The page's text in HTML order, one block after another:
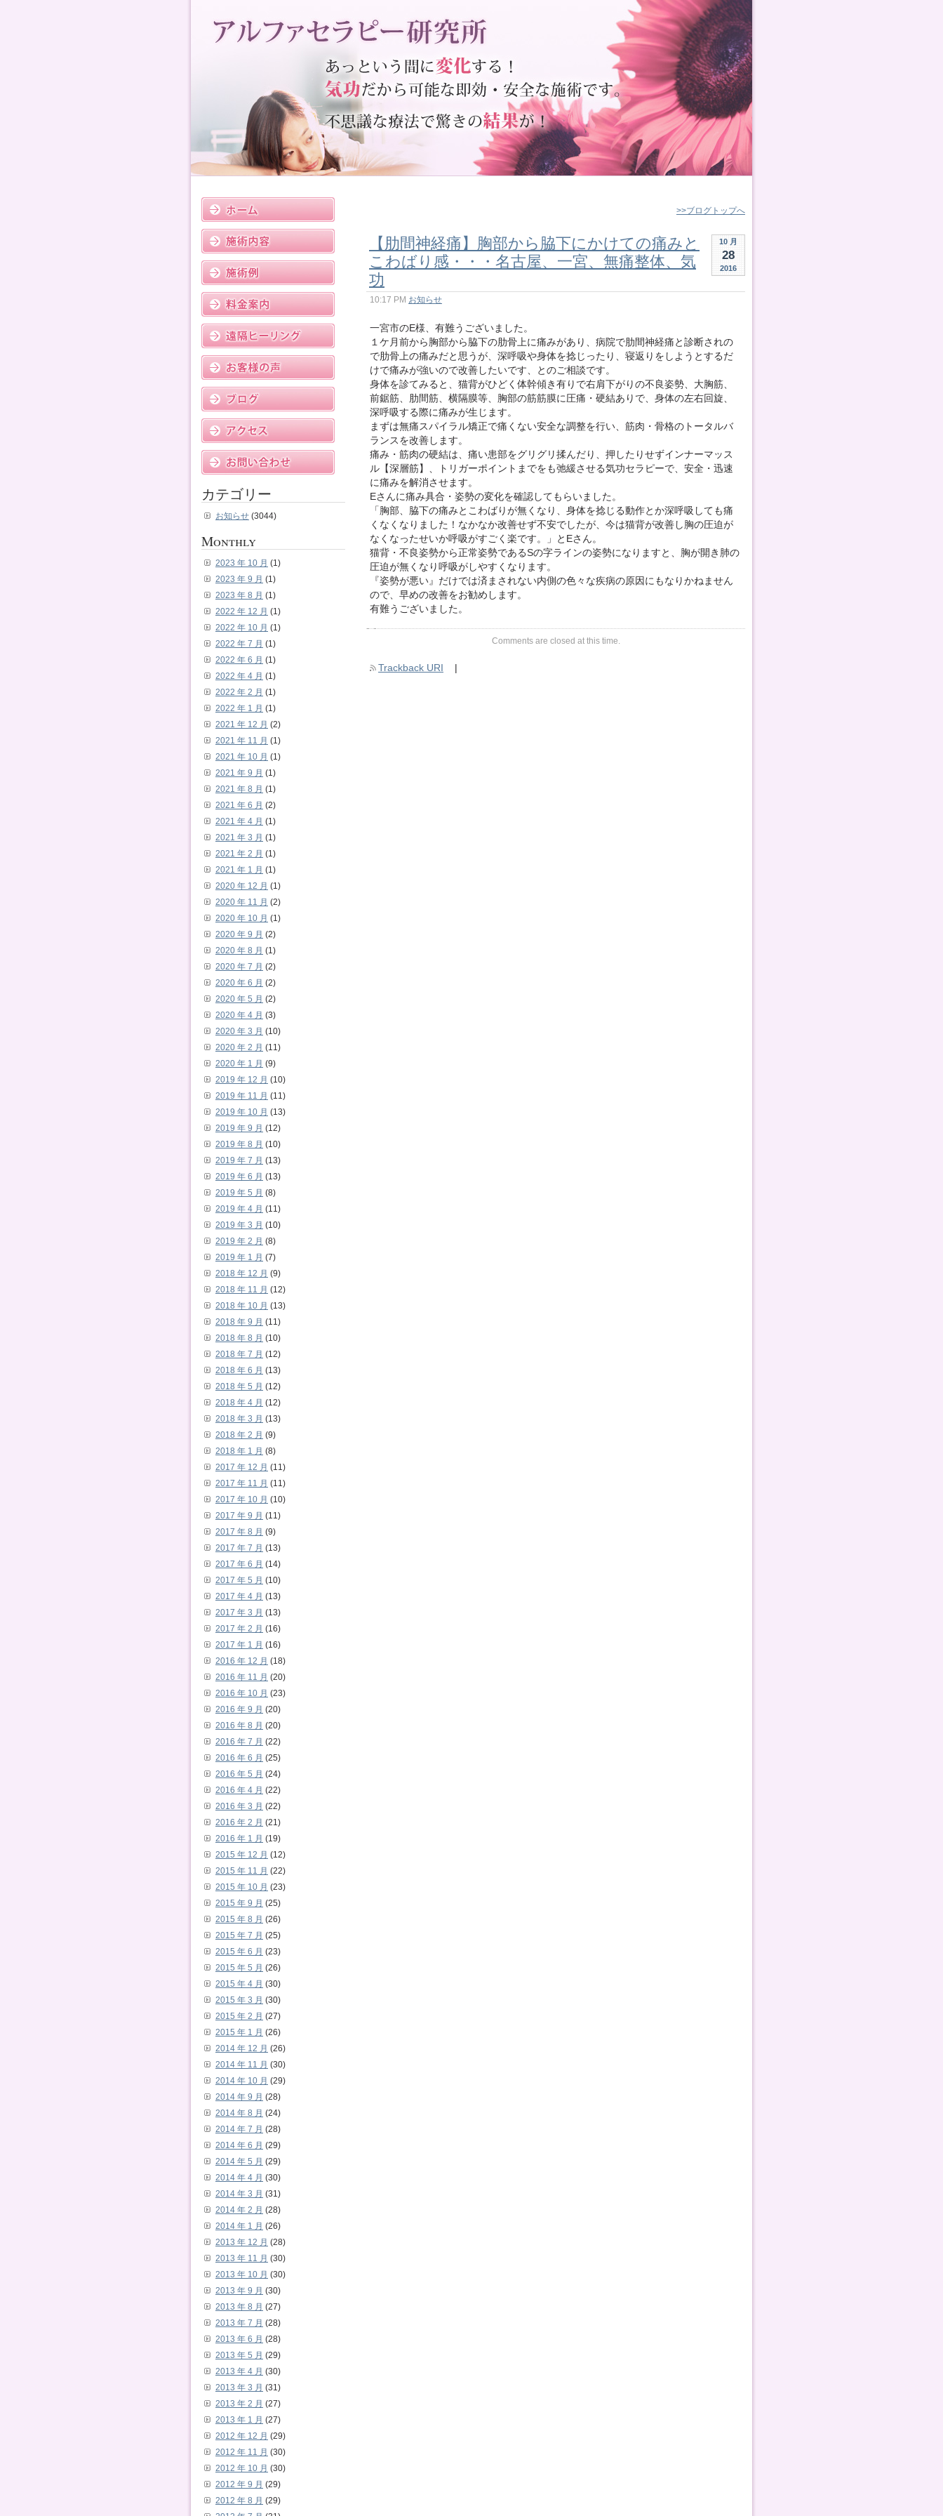
>>ブログトップへ
10 月
28
2016
【肋間神経痛】胸部から脇下にかけての痛みと
こわばり感・・・名古屋、一宮、無痛整体、気
功
10:17 PM お知らせ
一宮市のE様、有難うございました。
１ケ月前から胸部から脇下の肋骨上に痛みがあり、病院で肋間神経痛と診断されの
で肋骨上の痛みだと思うが、深呼吸や身体を捻じったり、寝返りをしようとするだ
けで痛みが強いので改善したいです、とのご相談です。
身体を診てみると、猫背がひどく体幹傾き有りで右肩下がりの不良姿勢、大胸筋、
前鋸筋、肋間筋、横隔膜等、胸部の筋筋膜に圧痛・硬結ありで、身体の左右回旋、
深呼吸する際に痛みが生じます。
まずは無痛スパイラル矯正で痛くない安全な調整を行い、筋肉・骨格のトータルバ
ランスを改善します。
痛み・筋肉の硬結は、痛い患部をグリグリ揉んだり、押したりせずインナーマッス
ル【深層筋】、トリガーポイントまでをも弛緩させる気功セラピーで、安全・迅速
に痛みを解消させます。
Eさんに痛み具合・姿勢の変化を確認してもらいました。
「胸部、脇下の痛みとこわばりが無くなり、身体を捻じる動作とか深呼吸しても痛
くなくなりました！なかなか改善せず不安でしたが、今は猫背が改善し胸の圧迫が
なくなったせいか呼吸がすごく楽です。」とEさん。
猫背・不良姿勢から正常姿勢であるSの字ラインの姿勢になりますと、胸が開き肺の
圧迫が無くなり呼吸がしやすくなります。
『姿勢が悪い』だけでは済まされない内側の色々な疾病の原因にもなりかねません
ので、早めの改善をお勧めします。
有難うございました。
Comments are closed at this time.
Trackback URI
カテゴリー
お知らせ (3044)
Monthly
2023 年 10 月 (1)
2023 年 9 月 (1)
2023 年 8 月 (1)
2022 年 12 月 (1)
2022 年 10 月 (1)
2022 年 7 月 (1)
2022 年 6 月 (1)
2022 年 4 月 (1)
2022 年 2 月 (1)
2022 年 1 月 (1)
2021 年 12 月 (2)
2021 年 11 月 (1)
2021 年 10 月 (1)
2021 年 9 月 (1)
2021 年 8 月 (1)
2021 年 6 月 (2)
2021 年 4 月 (1)
2021 年 3 月 (1)
2021 年 2 月 (1)
2021 年 1 月 (1)
2020 年 12 月 (1)
2020 年 11 月 (2)
2020 年 10 月 (1)
2020 年 9 月 (2)
2020 年 8 月 (1)
2020 年 7 月 (2)
2020 年 6 月 (2)
2020 年 5 月 (2)
2020 年 4 月 (3)
2020 年 3 月 (10)
2020 年 2 月 (11)
2020 年 1 月 (9)
2019 年 12 月 (10)
2019 年 11 月 (11)
2019 年 10 月 (13)
2019 年 9 月 (12)
2019 年 8 月 (10)
2019 年 7 月 (13)
2019 年 6 月 (13)
2019 年 5 月 (8)
2019 年 4 月 (11)
2019 年 3 月 (10)
2019 年 2 月 (8)
2019 年 1 月 (7)
2018 年 12 月 (9)
2018 年 11 月 (12)
2018 年 10 月 (13)
2018 年 9 月 (11)
2018 年 8 月 (10)
2018 年 7 月 (12)
2018 年 6 月 (13)
2018 年 5 月 (12)
2018 年 4 月 (12)
2018 年 3 月 (13)
2018 年 2 月 (9)
2018 年 1 月 (8)
2017 年 12 月 (11)
2017 年 11 月 (11)
2017 年 10 月 (10)
2017 年 9 月 (11)
2017 年 8 月 (9)
2017 年 7 月 (13)
2017 年 6 月 (14)
2017 年 5 月 (10)
2017 年 4 月 (13)
2017 年 3 月 (13)
2017 年 2 月 (16)
2017 年 1 月 (16)
2016 年 12 月 (18)
2016 年 11 月 (20)
2016 年 10 月 (23)
2016 年 9 月 (20)
2016 年 8 月 (20)
2016 年 7 月 (22)
2016 年 6 月 (25)
2016 年 5 月 (24)
2016 年 4 月 (22)
2016 年 3 月 (22)
2016 年 2 月 (21)
2016 年 1 月 (19)
2015 年 12 月 (12)
2015 年 11 月 (22)
2015 年 10 月 (23)
2015 年 9 月 (25)
2015 年 8 月 (26)
2015 年 7 月 (25)
2015 年 6 月 (23)
2015 年 5 月 (26)
2015 年 4 月 (30)
2015 年 3 月 (30)
2015 年 2 月 (27)
2015 年 1 月 (26)
2014 年 12 月 (26)
2014 年 11 月 (30)
2014 年 10 月 (29)
2014 年 9 月 (28)
2014 年 8 月 (24)
2014 年 7 月 (28)
2014 年 6 月 (29)
2014 年 5 月 (29)
2014 年 4 月 (30)
2014 年 3 月 (31)
2014 年 2 月 (28)
2014 年 1 月 (26)
2013 年 12 月 (28)
2013 年 11 月 (30)
2013 年 10 月 (30)
2013 年 9 月 (30)
2013 年 8 月 (27)
2013 年 7 月 (28)
2013 年 6 月 (28)
2013 年 5 月 (29)
2013 年 4 月 (30)
2013 年 3 月 (31)
2013 年 2 月 (27)
2013 年 1 月 (27)
2012 年 12 月 (29)
2012 年 11 月 (30)
2012 年 10 月 (30)
2012 年 9 月 (29)
2012 年 8 月 (29)